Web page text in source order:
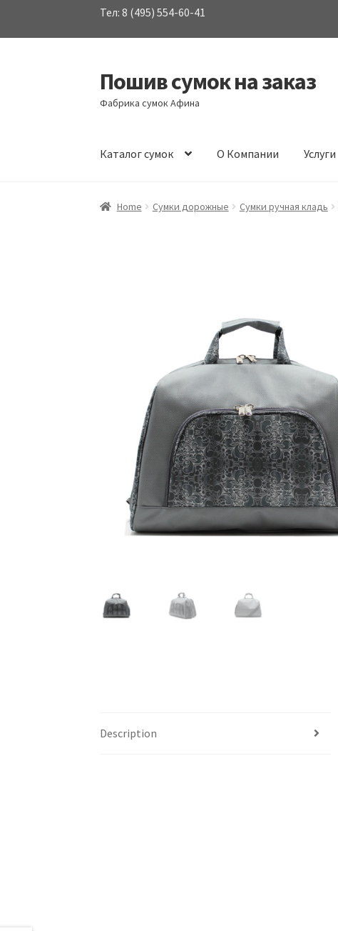
Тел: 8 (495) 554-60-41
Перейти
к
навигации
Перейти
к
содержимому
Пошив сумок на заказ
Фабрика сумок Афина
Каталог сумок О Компании Услуги
Home Сумки дорожные Сумки ручная кладь
Description